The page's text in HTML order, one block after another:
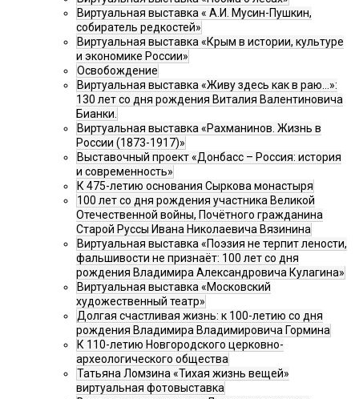
Виртуальная выставка « А.И. Мусин-Пушкин,
собиратель редкостей»
Виртуальная выставка «Крым в истории, культуре
и экономике России»
Освобождение
Виртуальная выставка «Живу здесь как в раю…»:
130 лет со дня рождения Виталия Валентиновича
Бианки.
Виртуальная выставка «Рахманинов. Жизнь в
России (1873-1917)»
Выставочный проект «Донбасс – Россия: история
и современность»
К 475-летию основания Сыркова монастыря
100 лет со дня рождения участника Великой
Отечественной войны, Почётного гражданина
Старой Руссы Ивана Николаевича Вязинина
Виртуальная выставка «Поэзия не терпит лености,
фальшивости не признаёт: 100 лет со дня
рождения Владимира Александровича Кулагина»
Виртуальная выставка «Московский
художественный театр»
Долгая счастливая жизнь: к 100-летию со дня
рождения Владимира Владимировича Гормина
К 110-летию Новгородского церковно-
археологического общества
Татьяна Ломзина «Тихая жизнь вещей»
виртуальная фотовыставка